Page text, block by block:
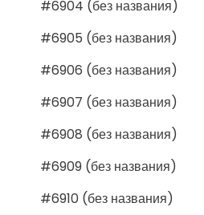
#6904 (без названия)
#6905 (без названия)
#6906 (без названия)
#6907 (без названия)
#6908 (без названия)
#6909 (без названия)
#6910 (без названия)